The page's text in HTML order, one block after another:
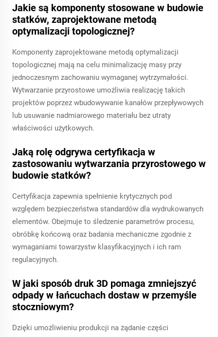
Jakie są komponenty stosowane w budowie
statków, zaprojektowane metodą
optymalizacji topologicznej?
Komponenty zaprojektowane metodą optymalizacji
topologicznej mają na celu minimalizację masy przy
jednoczesnym zachowaniu wymaganej wytrzymałości.
Wytwarzanie przyrostowe umożliwia realizację takich
projektów poprzez wbudowywanie kanałów przepływowych
lub usuwanie nadmiarowego materiału bez utraty
właściwości użytkowych.
Jaką rolę odgrywa certyfikacja w
zastosowaniu wytwarzania przyrostowego w
budowie statków?
Certyfikacja zapewnia spełnienie krytycznych pod
względem bezpieczeństwa standardów dla wydrukowanych
elementów. Obejmuje to śledzenie parametrów procesu,
obróbkę końcową oraz badania mechaniczne zgodnie z
wymaganiami towarzystw klasyfikacyjnych i ich ram
regulacyjnych.
W jaki sposób druk 3D pomaga zmniejszyć
odpady w łańcuchach dostaw w przemyśle
stoczniowym?
Dzięki umożliwieniu produkcji na żądanie części